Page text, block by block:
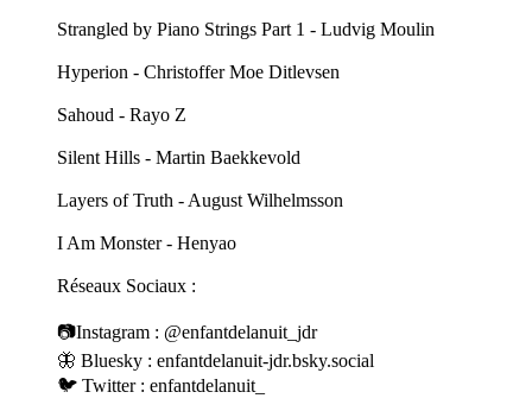
Strangled by Piano Strings Part 1 - Ludvig Moulin
Hyperion - Christoffer Moe Ditlevsen
Sahoud - Rayo Z
Silent Hills - Martin Baekkevold
Layers of Truth - August Wilhelmsson
I Am Monster - Henyao
Réseaux Sociaux :
📷Instagram : @enfantdelanuit_jdr
🦋 Bluesky : enfantdelanuit-jdr.bsky.social
🐦 Twitter : enfantdelanuit_